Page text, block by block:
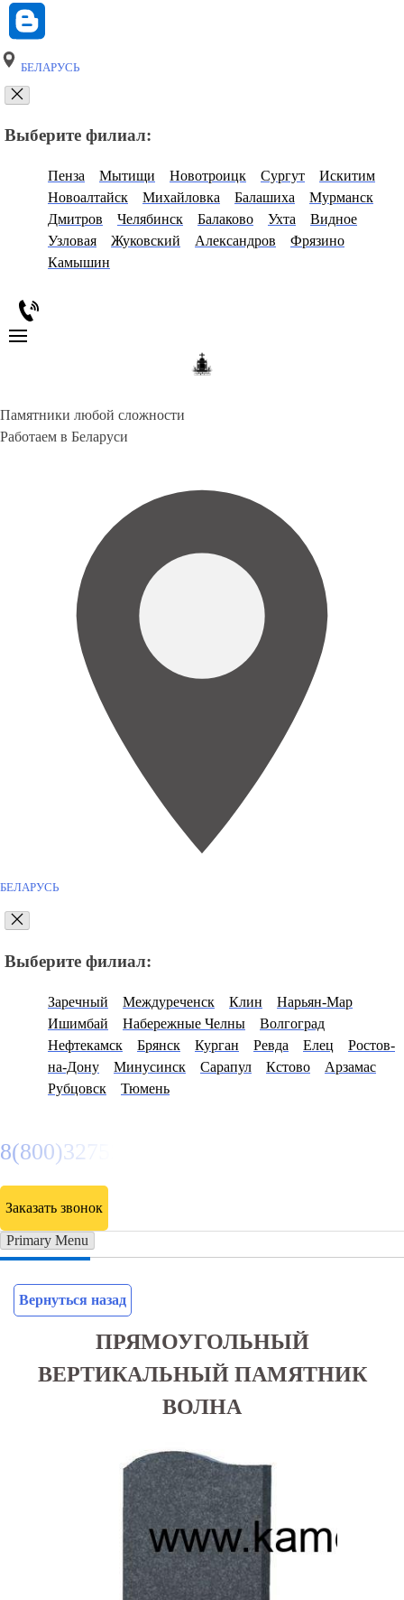
БЕЛАРУСЬ
Выберите филиал:
Пенза Мытищи Новотроицк Сургут
Искитим
Новоалтайск
Михайловка Балашиха
Мурманск
Дмитров
Челябинск Балаково Ухта
Видное
Узловая
Жуковский Александров
Фрязино
Камышин
Памятники любой сложности
Работаем в Беларуси
БЕЛАРУСЬ
Выберите филиал:
Заречный Междуреченск Клин
Нарьян-Мар
Ишимбай
Набережные Челны
Волгоград
Нефтекамск
Брянск Курган Ревда Елец
Ростов-
на-Дону
Минусинск Сарапул Кстово
Арзамас
Рубцовск
Тюмень
8(800)3275280
Заказать звонок
Primary Menu
Вернуться назад
ПРЯМОУГОЛЬНЫЙ
ВЕРТИКАЛЬНЫЙ ПАМЯТНИК
ВОЛНА